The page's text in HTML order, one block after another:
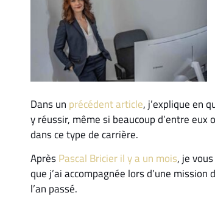
Dans un précédent article, j’explique en
y réussir, même si beaucoup d’entre
dans ce type de carrière.
AprèsPascal Bricier il y a un mois, je
que j’ai accompagnée lors d’une
l’an passé.